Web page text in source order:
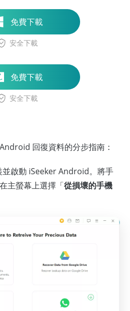
免費下載
安全下載
免費下載
安全下載
回復資料的分步指南：
並啟動 iSeeker Android。將手
主螢幕上選擇「從損壞的手機